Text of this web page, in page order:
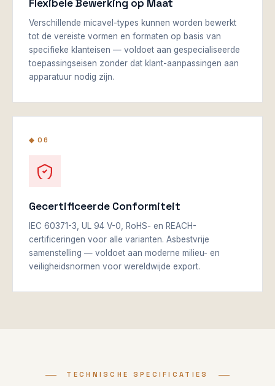
Flexibele Bewerking op Maat
Verschillende micavel-types kunnen worden bewerkt
tot de vereiste vormen en formaten op basis van
specifieke klanteisen — voldoet aan gespecialiseerde
toepassingseisen zonder dat klant-aanpassingen aan
apparatuur nodig zijn.
◆ 06
Gecertificeerde Conformiteit
IEC 60371-3, UL 94 V-0, RoHS- en REACH-
certificeringen voor alle varianten. Asbestvrije
samenstelling — voldoet aan moderne milieu- en
veiligheidsnormen voor wereldwijde export.
TECHNISCHE SPECIFICATIES